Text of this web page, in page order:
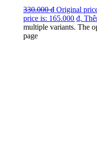
330.000₫ Original
price is: 165.000 ₫.
multiple variants. The
page